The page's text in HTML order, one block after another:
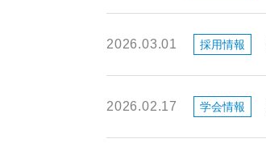
2026.03.01 採用情報
2026.02.17 学会情報